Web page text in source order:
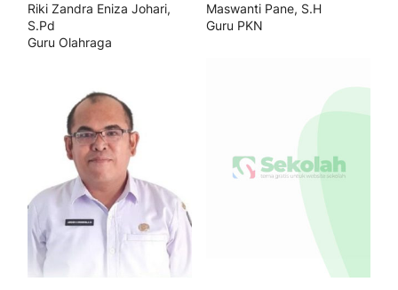
Riki Zandra Eniza Johari,
S.Pd
Guru Olahraga
Maswanti Pane, S.H
Guru PKN